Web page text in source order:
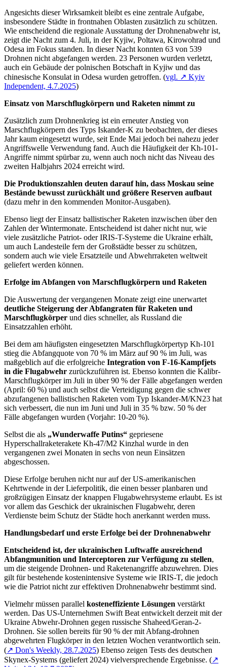
Angesichts dieser Wirksamkeit bleibt es eine zentrale Aufgabe,
insbesondere Städte in frontnahen Oblasten zusätzlich zu schützen.
Wie entscheidend die regionale Ausstattung der Drohnenabwehr ist,
zeigt die Nacht zum 4. Juli, in der Kyjiw, Poltawa, Kirowohrad und
Odesa im Fokus standen. In dieser Nacht konnten 63 von 539
Drohnen nicht abgefangen werden. 23 Personen wurden verletzt,
auch ein Gebäude der polnischen Botschaft in Kyjiw und das
chinesische Konsulat in Odesa wurden getroffen. (vgl. ↗ Kyiv
Independent, 4.7.2025)
Einsatz von Marschflugkörpern und Raketen nimmt zu
Zusätzlich zum Drohnenkrieg ist ein erneuter Anstieg von
Marschflugkörpern des Typs Iskander-K zu beobachten, der dieses
Jahr kaum eingesetzt wurde, seit Ende Mai jedoch bei nahezu jeder
Angriffswelle Verwendung fand. Auch die Häufigkeit der Kh-101-
Angriffe nimmt spürbar zu, wenn auch noch nicht das Niveau des
zweiten Halbjahrs 2024 erreicht wird.
Die Produktionszahlen deuten darauf hin, dass Moskau seine
Bestände bewusst zurückhält und größere Reserven aufbaut
(dazu mehr in den kommenden Monitor-Ausgaben).
Ebenso liegt der Einsatz ballistischer Raketen inzwischen über den
Zahlen der Wintermonate. Entscheidend ist daher nicht nur, wie
viele zusätzliche Patriot- oder IRIS-T-Systeme die Ukraine erhält,
um auch Landesteile fern der Großstädte besser zu schützen,
sondern auch wie viele Ersatzteile und Abwehrraketen weltweit
geliefert werden können.
Erfolge im Abfangen von Marschflugkörpern und Raketen
Die Auswertung der vergangenen Monate zeigt eine unerwartet
deutliche Steigerung der Abfangraten für Raketen und
Marschflugkörper und dies schneller, als Russland die
Einsatzzahlen erhöht.
Bei dem am häufigsten eingesetzten Marschflugkörpertyp Kh-101
stieg die Abfangquote von 70 % im März auf 90 % im Juli, was
maßgeblich auf die erfolgreiche Integration von F-16-Kampfjets
in die Flugabwehr zurückzuführen ist. Ebenso konnten die Kalibr-
Marschflugkörper im Juli in über 90 % der Fälle abgefangen werden
(April: 60 %) und auch selbst die Verteidigung gegen die schwer
abzufangenen ballistischen Raketen vom Typ Iskander-M/KN23 hat
sich verbessert, die nun im Juni und Juli in 35 % bzw. 50 % der
Fälle abgefangen wurden (Vorjahr: 10-20 %).
Selbst die als „Wunderwaffe Putins“ gepriesene
Hyperschallraketerakete Kh-47/M2 Kinzhal wurde in den
vergangenen zwei Monaten in sechs von neun Einsätzen
abgeschossen.
Diese Erfolge beruhen nicht nur auf der US-amerikanischen
Kehrtwende in der Lieferpolitik, die einen besser planbaren und
großzügigen Einsatz der knappen Flugabwehrsysteme erlaubt. Es ist
vor allem das Geschick der ukrainischen Flugabwehr, deren
Verdienste beim Schutz der Städte hoch anerkannt werden muss.
Handlungsbedarf und erste Erfolge bei der Drohnenabwehr
Entscheidend ist, der ukrainischen Luftwaffe ausreichend
Abfangmunition und Interceptoren zur Verfügung zu stellen,
um die steigende Drohnen- und Raketenangriffe abzuwehren. Dies
gilt für bestehende kostenintensive Systeme wie IRIS-T, die jedoch
wie die Patriot nicht zur effektiven Drohnenabwehr bestimmt sind.
Vielmehr müssen parallel kosteneffiziente Lösungen verstärkt
werden. Das US-Unternehmen Swift Beat entwickelt derzeit mit der
Ukraine Abwehr-Drohnen gegen russische Shaheed/Geran-2-
Drohnen. Sie sollen bereits für 90 % der mit Abfang-drohnen
abgewehrten Flugkörper in den letzten Wochen verantwortlich sein.
(↗ Don's Weekly, 28.7.2025) Ebenso zeigen Tests des deutschen
Skynex-Systems (geliefert 2024) vielversprechende Ergebnisse. (↗